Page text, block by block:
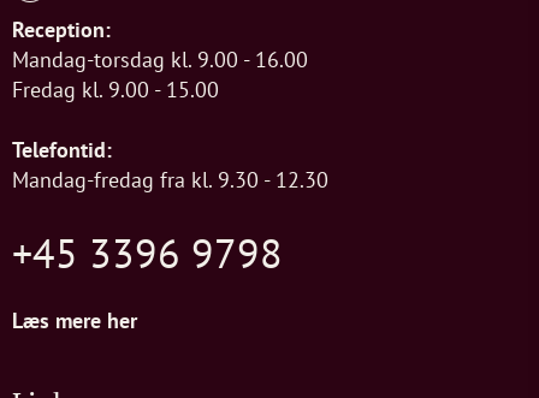
Reception:
Mandag-torsdag kl. 9.00 - 16.00
Fredag kl. 9.00 - 15.00
Telefontid:
Mandag-fredag fra kl. 9.30 - 12.30
+45 3396 9798
Læs mere her